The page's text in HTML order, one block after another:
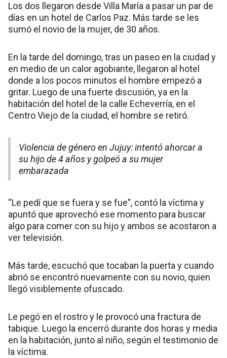
Los dos llegaron desde Villa María a pasar un par de
días en un hotel de Carlos Paz. Más tarde se les
sumó el novio de la mujer, de 30 años.
En la tarde del domingo, tras un paseo en la ciudad y
en medio de un calor agobiante, llegaron al hotel
donde a los pocos minutos el hombre empezó a
gritar. Luego de una fuerte discusión, ya en la
habitación del hotel de la calle Echeverría, en el
Centro Viejo de la ciudad, el hombre se retiró.
Violencia de género en Jujuy: intentó ahorcar a
su hijo de 4 años y golpeó a su mujer
embarazada
“Le pedí que se fuera y se fue”, contó la víctima y
apuntó que aprovechó ese momento para buscar
algo para comer con su hijo y ambos se acostaron a
ver televisión.
Más tarde, escuchó que tocaban la puerta y cuando
abrió se encontró nuevamente con su novio, quien
llegó visiblemente ofuscado.
Le pegó en el rostro y le provocó una fractura de
tabique. Luego la encerró durante dos horas y media
en la habitación, junto al niño, según el testimonio de
la víctima.